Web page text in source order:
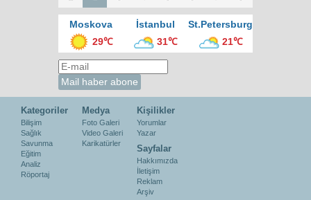
Moskova İstanbul
St.Petersburg
29℃
31℃ 21℃
Kategoriler
Bilişim
Sağlık
Savunma
Eğitim
Analiz
Röportaj
Medya
Foto Galeri
Video Galeri
Karikatürler
Kişilikler
Yorumlar
Yazar
Sayfalar
Hakkımızda
İletişim
Reklam
Arşiv